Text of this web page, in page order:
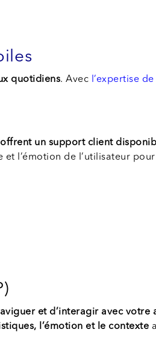
quotidiens. Avec l’expertise
offrent un support client
et l’émotion de l’utilisateur
et d’interagir avec votre
l’émotion et le contexte